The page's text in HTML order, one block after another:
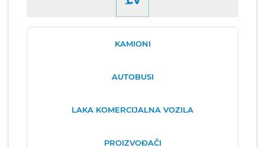
KAMIONI
AUTOBUSI
LAKA KOMERCIJALNA VOZILA
PROIZVOĐAČI